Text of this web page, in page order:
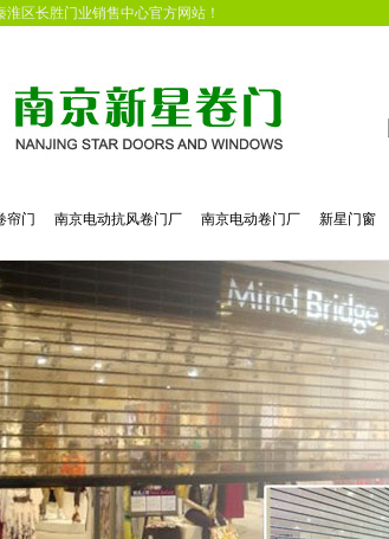
淮区长胜门业销售中心官方网站！
帘门 南京电动抗风卷门厂 南京电动卷门厂 新星门窗